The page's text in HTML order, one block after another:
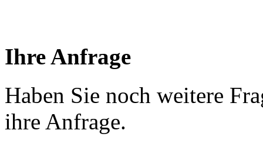
Ihre Anfrage
Haben Sie noch weitere
ihre Anfrage.